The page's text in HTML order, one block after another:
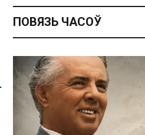
Спасылка без VPN
ПОВЯЗЬ ЧАСОЎ